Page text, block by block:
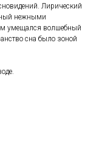
Лирический
нежными
умещался волшебный
сна было зоной